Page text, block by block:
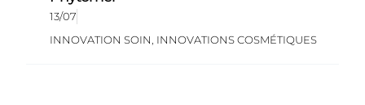
13/07
INNOVATION SOIN INNOVATIONS COSMÉTIQUES